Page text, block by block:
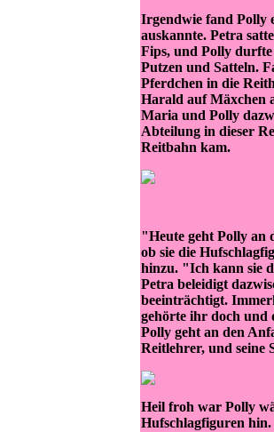
Irgendwie fand Polly
auskannte. Petra
Fips, und Polly
Putzen und Satteln.
Pferdchen in die
Harald auf Mäxchen
Maria und Polly
Abteilung in dieser
Reitbahn kam.
"Heute geht Polly an
ob sie die
hinzu. "Ich kann sie
Petra beleidigt
beeinträchtigt.
gehörte ihr doch und
Polly geht an den
Reitlehrer, und seine
Heil froh war Polly
Hufschlagfiguren